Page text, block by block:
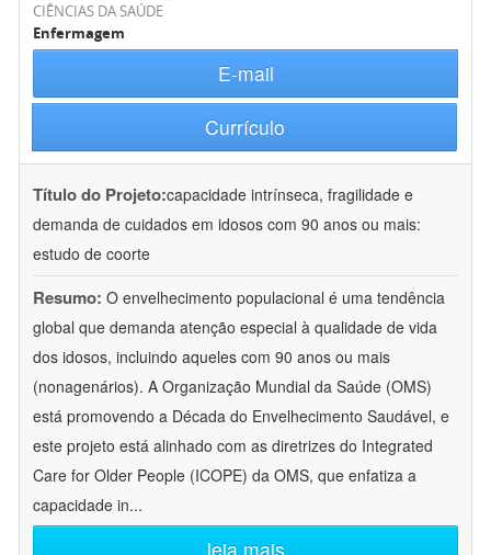
CIÊNCIAS DA SAÚDE
Enfermagem
E-mail
Currículo
Título do Projeto:capacidade intrínseca, fragilidade e
demanda de cuidados em idosos com 90 anos ou mais:
estudo de coorte
Resumo: O envelhecimento populacional é uma tendência
global que demanda atenção especial à qualidade de vida
dos idosos, incluindo aqueles com 90 anos ou mais
(nonagenários). A Organização Mundial da Saúde (OMS)
está promovendo a Década do Envelhecimento Saudável, e
este projeto está alinhado com as diretrizes do Integrated
Care for Older People (ICOPE) da OMS, que enfatiza a
capacidade in...
leia mais